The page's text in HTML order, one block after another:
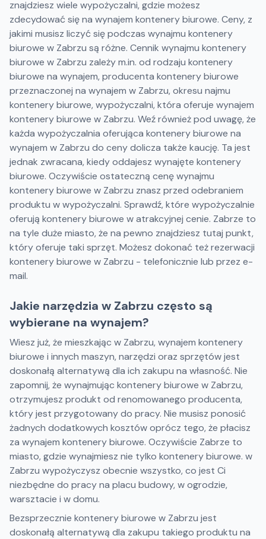
znajdziesz wiele wypożyczalni, gdzie możesz
zdecydować się na wynajem kontenery biurowe. Ceny, z
jakimi musisz liczyć się podczas wynajmu kontenery
biurowe w Zabrzu są różne. Cennik wynajmu kontenery
biurowe w Zabrzu zależy m.in. od rodzaju kontenery
biurowe na wynajem, producenta kontenery biurowe
przeznaczonej na wynajem w Zabrzu, okresu najmu
kontenery biurowe, wypożyczalni, która oferuje wynajem
kontenery biurowe w Zabrzu. Weź również pod uwagę, że
każda wypożyczalnia oferująca kontenery biurowe na
wynajem w Zabrzu do ceny dolicza także kaucję. Ta jest
jednak zwracana, kiedy oddajesz wynajęte kontenery
biurowe. Oczywiście ostateczną cenę wynajmu
kontenery biurowe w Zabrzu znasz przed odebraniem
produktu w wypożyczalni. Sprawdź, które wypożyczalnie
oferują kontenery biurowe w atrakcyjnej cenie. Zabrze to
na tyle duże miasto, że na pewno znajdziesz tutaj punkt,
który oferuje taki sprzęt. Możesz dokonać też rezerwacji
kontenery biurowe w Zabrzu - telefonicznie lub przez e-
mail.
Jakie narzędzia w Zabrzu często są
wybierane na wynajem?
Wiesz już, że mieszkając w Zabrzu, wynajem kontenery
biurowe i innych maszyn, narzędzi oraz sprzętów jest
doskonałą alternatywą dla ich zakupu na własność. Nie
zapomnij, że wynajmując kontenery biurowe w Zabrzu,
otrzymujesz produkt od renomowanego producenta,
który jest przygotowany do pracy. Nie musisz ponosić
żadnych dodatkowych kosztów oprócz tego, że płacisz
za wynajem kontenery biurowe. Oczywiście Zabrze to
miasto, gdzie wynajmiesz nie tylko kontenery biurowe. w
Zabrzu wypożyczysz obecnie wszystko, co jest Ci
niezbędne do pracy na placu budowy, w ogrodzie,
warsztacie i w domu.
Bezsprzecznie kontenery biurowe w Zabrzu jest
doskonałą alternatywą dla zakupu takiego produktu na